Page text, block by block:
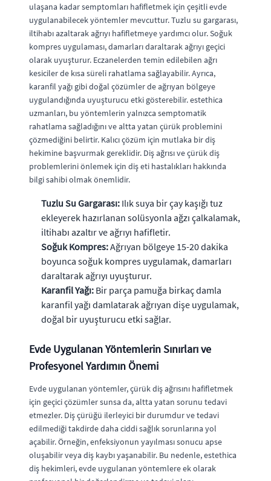
ulaşana kadar semptomları hafifletmek için çeşitli evde
uygulanabilecek yöntemler mevcuttur. Tuzlu su gargarası,
iltihabı azaltarak ağrıyı hafifletmeye yardımcı olur. Soğuk
kompres uygulaması, damarları daraltarak ağrıyı geçici
olarak uyuşturur. Eczanelerden temin edilebilen ağrı
kesiciler de kısa süreli rahatlama sağlayabilir. Ayrıca,
karanfil yağı gibi doğal çözümler de ağrıyan bölgeye
uygulandığında uyuşturucu etki gösterebilir. estethica
uzmanları, bu yöntemlerin yalnızca semptomatik
rahatlama sağladığını ve altta yatan çürük problemini
çözmediğini belirtir. Kalıcı çözüm için mutlaka bir diş
hekimine başvurmak gereklidir. Diş ağrısı ve çürük diş
problemlerini önlemek için diş eti hastalıkları hakkında
bilgi sahibi olmak önemlidir.
Tuzlu Su Gargarası: Ilık suya bir çay kaşığı tuz
ekleyerek hazırlanan solüsyonla ağzı çalkalamak,
iltihabı azaltır ve ağrıyı hafifletir.
Soğuk Kompres:Ağrıyan bölgeye 15-20 dakika
boyunca soğuk kompres uygulamak, damarları
daraltarak ağrıyı uyuşturur.
Karanfil Yağı: Bir parça pamuğa birkaç damla
karanfil yağı damlatarak ağrıyan dişe uygulamak,
doğal bir uyuşturucu etki sağlar.
Evde Uygulanan Yöntemlerin Sınırları ve
Profesyonel Yardımın Önemi
Evde uygulanan yöntemler, çürük diş ağrısını hafifletmek
için geçici çözümler sunsa da, altta yatan sorunu tedavi
etmezler. Diş çürüğü ilerleyici bir durumdur ve tedavi
edilmediği takdirde daha ciddi sağlık sorunlarına yol
açabilir. Örneğin, enfeksiyonun yayılması sonucu apse
oluşabilir veya diş kaybı yaşanabilir. Bu nedenle, estethica
diş hekimleri, evde uygulanan yöntemlere ek olarak